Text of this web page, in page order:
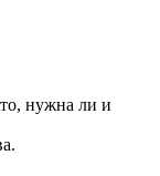
нужна ли и